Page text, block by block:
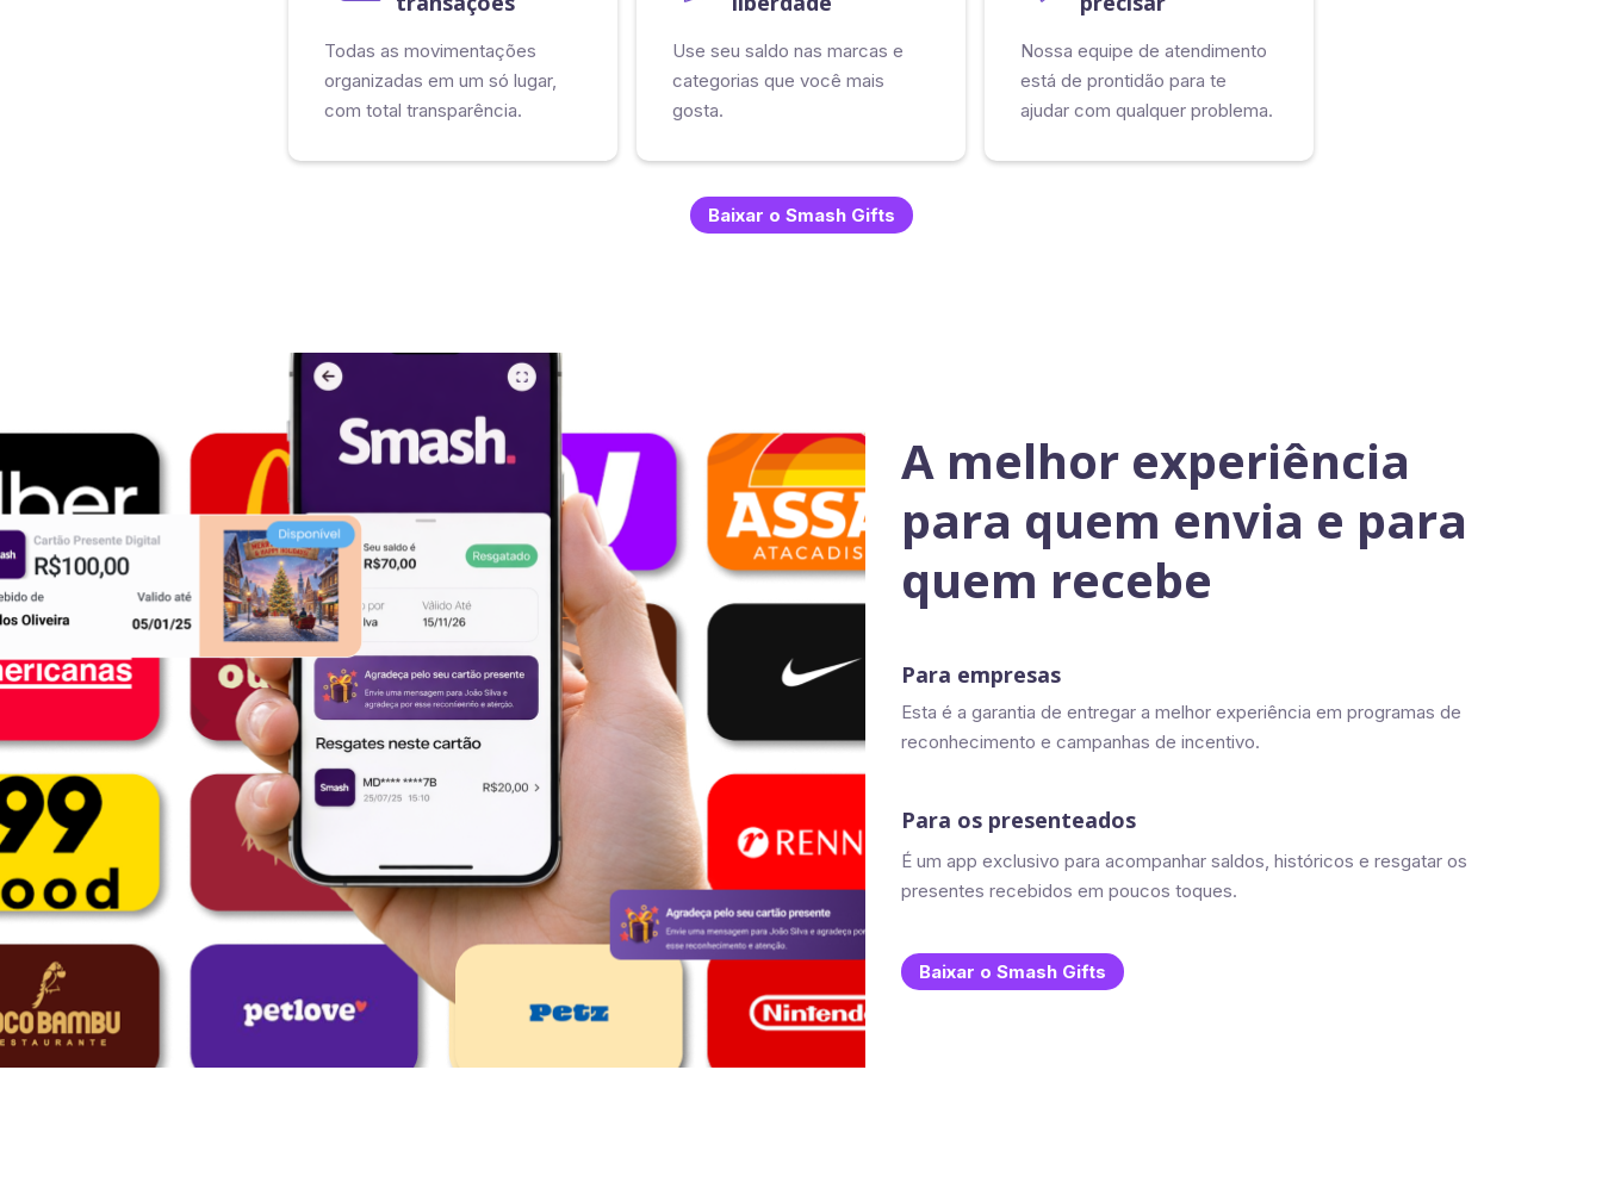
Todas as movimentações
organizadas em um só lugar,
com total transparência.
Use seu saldo nas marcas e
categorias que você mais
gosta.
Nossa equipe de atendimento
está de prontidão para te
ajudar com qualquer problema.
Baixar o Smash Gifts
A melhor experiência
para quem envia e para
quem recebe
Para empresas
Esta é a garantia de entregar a melhor experiência em programas de
reconhecimento e campanhas de incentivo.
Para os presenteados
É um app exclusivo para acompanhar saldos, históricos e resgatar os
presentes recebidos em poucos toques.
Baixar o Smash Gifts